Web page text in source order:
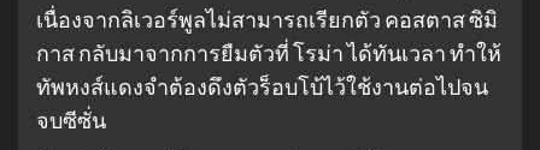
เนื่องจากลิเวอร์พูลไม่สามารถเรียกตัว คอสตาส ซิมิ
กาส กลับมาจากการยืมตัวที่ โรม่า ได้ทันเวลา ทำให้
ทัพหงส์แดงจำต้องดึงตัวร็อบโบ้ไว้ใช้งานต่อไปจน
จบซีซั่น